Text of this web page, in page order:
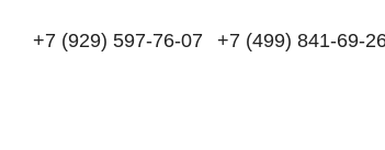
+7 (929) 597-76-07 +7 (499) 841-69-